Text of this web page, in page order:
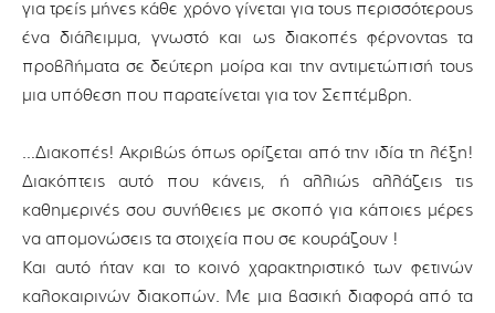
για τρείς μήνες κάθε χρόνο γίνεται για τους περισσότερους
ένα διάλειμμα, γνωστό και ως διακοπές φέρνοντας τα
προβλήματα σε δεύτερη μοίρα και την αντιμετώπισή τους
μια υπόθεση που παρατείνεται για τον Σεπτέμβρη.
…Διακοπές! Ακριβώς όπως ορίζεται από την ιδία τη λέξη!
Διακόπτεις αυτό που κάνεις, ή αλλιώς αλλάζεις τις
καθημερινές σου συνήθειες με σκοπό για κάποιες μέρες
να απομονώσεις τα στοιχεία που σε κουράζουν !
Και αυτό ήταν και το κοινό χαρακτηριστικό των φετινών
καλοκαιρινών διακοπών. Με μια βασική διαφορά από τα